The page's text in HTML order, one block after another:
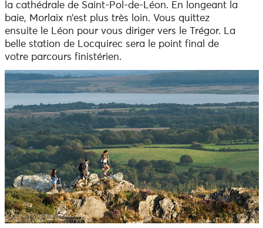
la cathédrale de Saint-Pol-de-Léon. En longeant la
baie, Morlaix n’est plus très loin. Vous quittez
ensuite le Léon pour vous diriger vers le Trégor. La
belle station de Locquirec sera le point final de
votre parcours finistérien.